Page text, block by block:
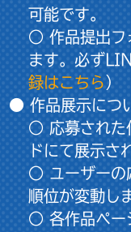
可能です。
○ 作品提出フ
ます。必ず
録はこちら ）
● 作品展示につ
○ 応募された
ドにて展示さ
○ ユーザーの
順位が変動し
○ 各作品ペー